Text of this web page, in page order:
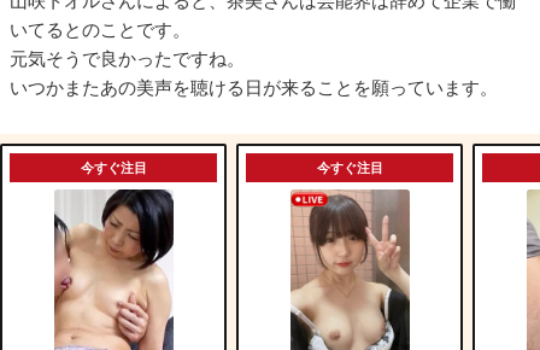
いてるとのことです。
元気そうで良かったですね。
いつかまたあの美声を聴ける日が来ることを願っています。
今すぐ注目 今すぐ注目